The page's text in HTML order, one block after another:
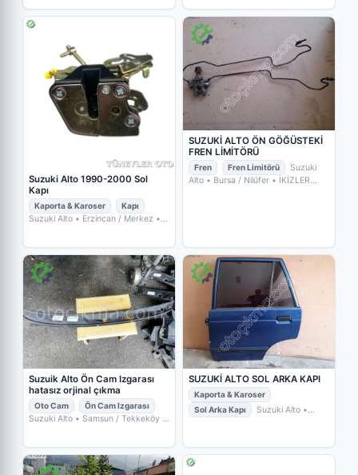
Suzuki Alto 1990-2000 Sol
Kapı
Kaporta & Karoser Kapı
Suzuki Alto • Erzincan / Merkez •
SUZUKİ ALTO ÖN GÖĞÜSTEKİ
FREN LİMİTÖRÜ
Fren Fren Limitörü
Suzuki
Alto • Bursa / Nilüfer • İKİZLER
Suzuik Alto Ön Cam Izgarası
hatasız orjinal çıkma
Oto Cam Ön Cam Izgarası
Suzuki Alto • Samsun / Tekkeköy •
SUZUKİ ALTO SOL ARKA KAPI
Kaporta & Karoser
Sol Arka Kapı
Suzuki Alto •